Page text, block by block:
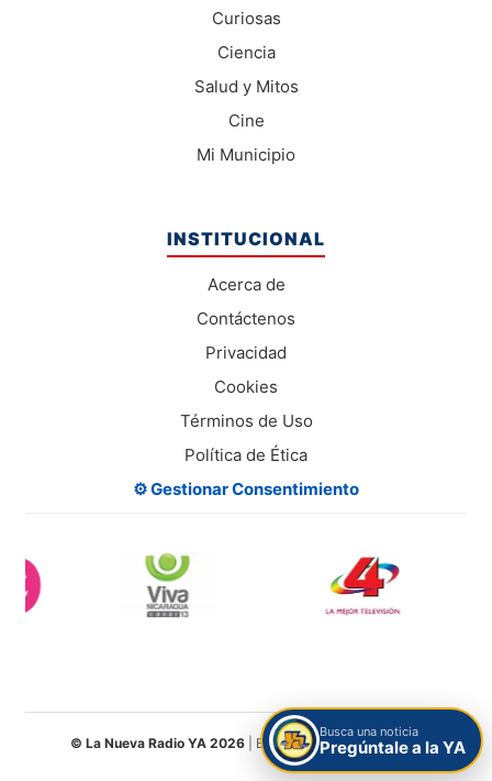
Busca una noticia
Pregúntale a la YA
Curiosas
Ciencia
Salud y Mitos
Cine
Mi Municipio
INSTITUCIONAL
Acerca de
Contáctenos
Privacidad
Cookies
Términos de Uso
Política de Ética
⚙️ Gestionar Consentimiento
© La Nueva Radio YA 2026 | Entretenimiento Digital S.A.